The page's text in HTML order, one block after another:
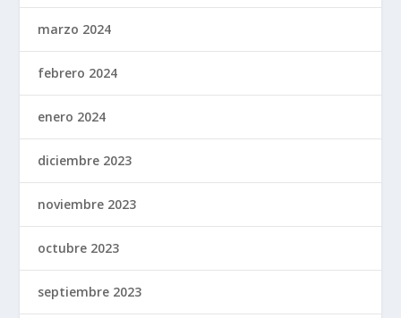
marzo 2024
febrero 2024
enero 2024
diciembre 2023
noviembre 2023
octubre 2023
septiembre 2023